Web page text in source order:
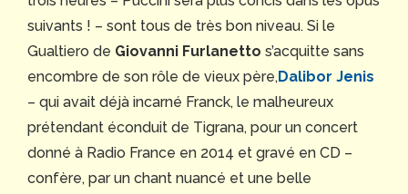
suivants ! – sont tous de très bon niveau. Si le
Gualtiero de Giovanni Furlanetto s’acquitte sans
encombre de son rôle de vieux père,Dalibor Jenis
– qui avait déjà incarné Franck, le malheureux
prétendant éconduit de Tigrana, pour un concert
donné à Radio France en 2014 et gravé en CD –
confère, par un chant nuancé et une belle